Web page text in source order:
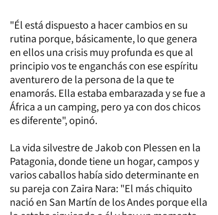
"Él está dispuesto a hacer cambios en su
rutina porque, básicamente, lo que genera
en ellos una crisis muy profunda es que al
principio vos te enganchás con ese espíritu
aventurero de la persona de la que te
enamorás. Ella estaba embarazada y se fue a
África a un camping, pero ya con dos chicos
es diferente", opinó.
La vida silvestre de Jakob con Plessen en la
Patagonia, donde tiene un hogar, campos y
varios caballos había sido determinante en
su pareja con Zaira Nara: "El más chiquito
nació en San Martín de los Andes porque ella